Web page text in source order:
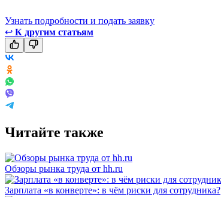
Узнать подробности и подать заявку
↩ К другим статьям
Читайте также
Обзоры рынка труда от hh.ru
Зарплата «в конверте»: в чём риски для сотрудника?